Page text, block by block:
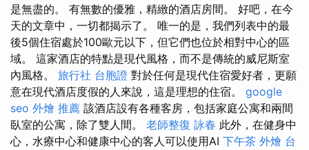
是無盡的。 有無數的優雅，精緻的酒店房間。 好吧，在今
天的文章中，一切都揭示了。 唯一的是，我們列表中的最
後5個住宿處於100歐元以下，但它們也位於相對中心的區
域。 這家酒店的特點是現代風格，而不是傳統的威尼斯室
內風格。 旅行社 台胞證 對於任何是現代住宿愛好者，更願
意在現代酒店度假的人來說，這是理想的住宿。 google
seo 外燴 推薦 該酒店設有各種客房，包括家庭公寓和兩間
臥室的公寓，除了雙人間。 老師整復 詠春 此外，在健身中
心，水療中心和健康中心的客人可以使用AI 下午茶 外燴 台